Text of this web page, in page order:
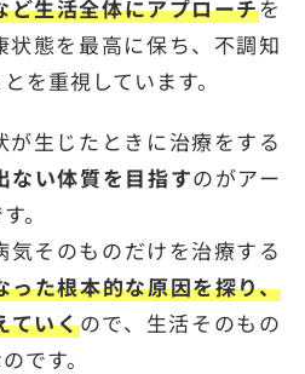
ど生活全体にアプローチを
状態を最高に保ち、不調知
を重視しています。
が生じたときに治療をする
ない体質を目指すのがアー
。
そのものだけを治療する
った根本的な原因を探り、
ていくので、生活そのもの
です。